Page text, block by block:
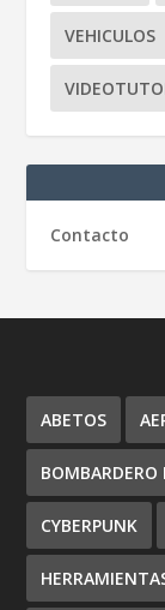
VEHICULOS
Contacto
ABETOS
BOMBARDERO
CYBERPUNK